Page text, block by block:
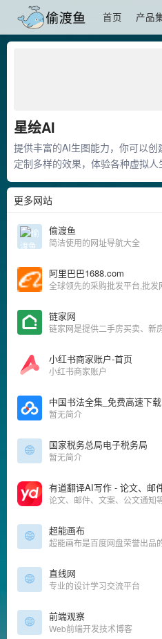
首页 产品
星绘AI
提供丰富的AI生图能力，你可以
定制多样的效果，体验各种虚拟人
更多网站
偷渡鱼
简洁使用的网址导航大全
阿里巴巴1688.com
全球领先的采购批发平台,批发
链家网
小红书商家账户-首页
小红书商家账户
中国书法全集_免费高速下
暂无简介
国家税务总局电子税务局
暂无简介
有道翻译AI写作 - 论文、邮
超能画布
直线网
专业的设计学习交流平台
前端观察
Web前端开发技术博客